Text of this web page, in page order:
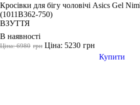
Кросівки для бігу чоловічі Asics Gel
(1011B362-750)
ВЗУТТЯ
В наявності
грн
Ціна: 6980 грн
Ціна: 5230
Купити